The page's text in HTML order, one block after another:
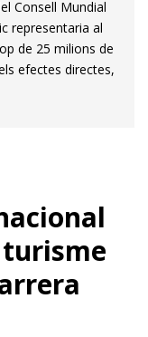
Consell Mundial
representaria al
de 25 milions de
efectes directes,